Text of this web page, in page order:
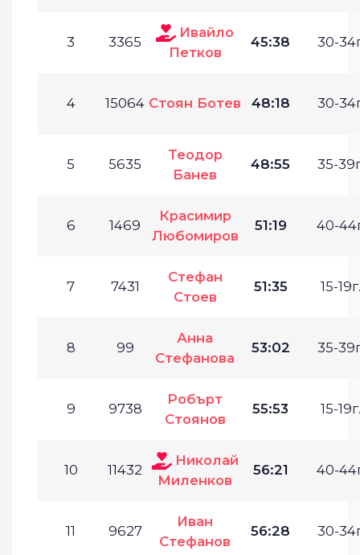
3 3365
Ивайло
Петков
45:38 30-
4 15064 Стоян Ботев 48:18 30-
5 5635
Теодор
Банев
48:55 35-
6 1469
Красимир
Любомиров
51:19 40-
7 7431
Стефан
Стоев
51:35 15-19г.
8 99
Анна
Стефанова
53:02 35-
9 9738
Робърт
Стоянов
55:53 15-19г.
10 11432
Николай
Миленков
56:21 40-
11 9627
Иван
Стефанов
56:28 30-